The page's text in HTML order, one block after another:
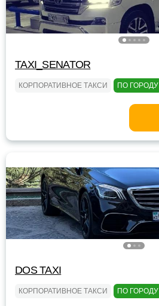
TAXI_SENATOR
КОРПОРАТИВНОЕ ТАКСИ ПО ГОРОДУ
DOS TAXI
КОРПОРАТИВНОЕ ТАКСИ ПО ГОРОДУ